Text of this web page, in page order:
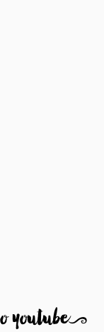
youtube9